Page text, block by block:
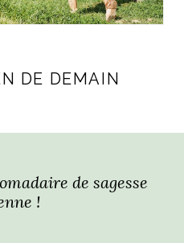
DE DEMAIN
de sagesse
!